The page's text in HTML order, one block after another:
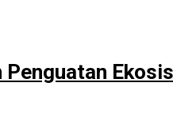
Penguatan